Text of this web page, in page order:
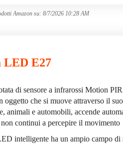
Amazon su: 8/7/2026 10:28 AM
LED E27
di sensore a infrarossi Motion
oggetto che si muove attraverso il
animali e automobili, accende
continui a percepire il movimento
intelligente ha un ampio campo